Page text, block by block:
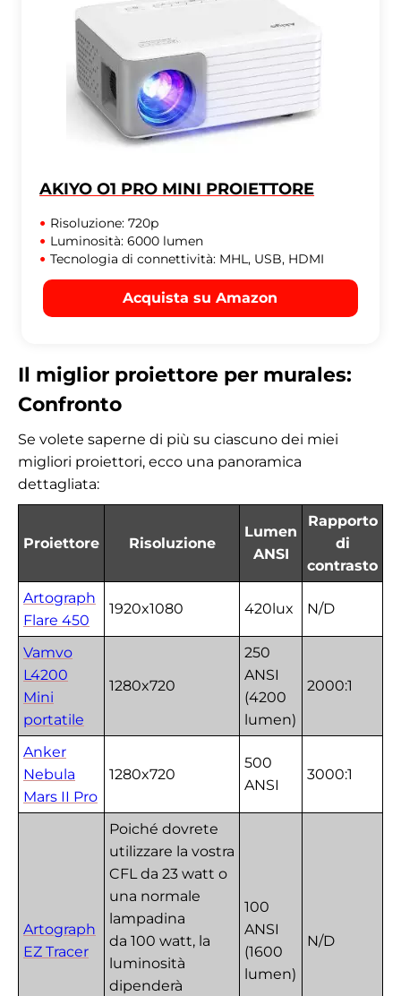
AKIYO ‎O1 PRO MINI PROIETTORE
Risoluzione: 720p
Luminosità: 6000 lumen
Tecnologia di connettività: MHL, USB, HDMI
Acquista su Amazon
Il miglior proiettore per murales:
Confronto
Se volete saperne di più su ciascuno dei miei
migliori proiettori, ecco una panoramica
dettagliata:
Proiettore Risoluzione
Lumen
ANSI
Rapporto
di
contrasto
Artograph
Flare 450
1920x1080 420lux N/D
Vamvo
L4200
Mini
portatile
1280x720
250
ANSI
(4200
lumen)
2000:1
Anker
Nebula
Mars II Pro
1280x720
500
ANSI
3000:1
Artograph
EZ Tracer
Poiché dovrete
utilizzare la vostra
CFL da 23 watt o
una normale
lampadina
da 100 watt, la
luminosità
dipenderà
100
ANSI
(1600
lumen)
N/D